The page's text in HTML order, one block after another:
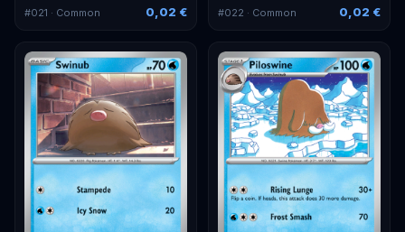
#021 · Common 0,02 € #022 · Common 0,02 €